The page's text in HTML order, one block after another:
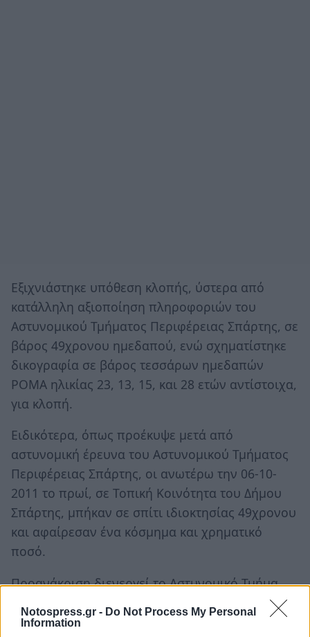
Notospress.gr - Do Not Process My Personal
Information
Εξιχνιάστηκε υπόθεση κλοπής, ύστερα από
κατάλληλη αξιοποίηση πληροφοριών του
Αστυνομικού Τμήματος Περιφέρειας Σπάρτης, σε
βάρος 49χρονου ημεδαπού, ενώ σχηματίστηκε
δικογραφία σε βάρος τεσσάρων ημεδαπών
ΡΟΜΑ ηλικίας 23, 13, 15, και 28 ετών αντίστοιχα,
για κλοπή.
Ειδικότερα, όπως προέκυψε μετά από
αστυνομική έρευνα του Αστυνομικού Τμήματος
Περιφέρειας Σπάρτης, οι ανωτέρω την 06-10-
2011 το πρωί, σε Τοπική Κοινότητα του Δήμου
Σπάρτης, μπήκαν σε σπίτι ιδιοκτησίας 49χρονου
και αφαίρεσαν ένα κόσμημα και χρηματικό
ποσό.
Προανάκριση διενεργεί το Αστυνομικό Τμήμα